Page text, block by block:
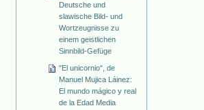
Deutsche und
slawische Bild- und
Wortzeugnisse zu
einem geistlichen
Sinnbild-Gefüge
"El unicornio", de
Manuel Mujica Láinez:
El mundo mágico y real
de la Edad Media